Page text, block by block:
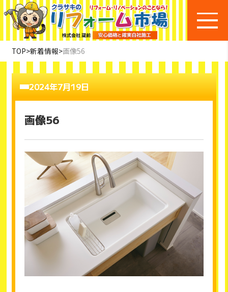
TOP>新着情報>画像56
2024年7月19日
画像56